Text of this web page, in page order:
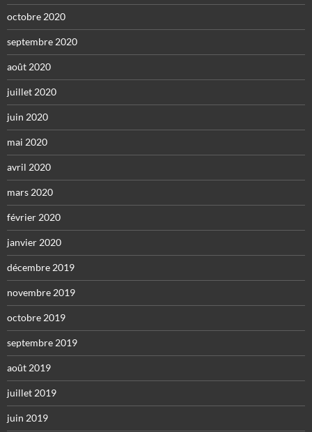
octobre 2020
septembre 2020
août 2020
juillet 2020
juin 2020
mai 2020
avril 2020
mars 2020
février 2020
janvier 2020
décembre 2019
novembre 2019
octobre 2019
septembre 2019
août 2019
juillet 2019
juin 2019